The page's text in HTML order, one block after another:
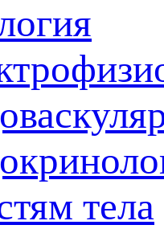
тела